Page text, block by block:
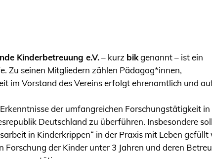
Kinderbetreuung e.V.– kurz bikgenannt – ist ein
Zu seinen Mitgliedern zählen Pädagog*innen,
im Vorstand des Vereins erfolgt ehrenamtlich und
der umfangreichen Forschungstätigkeit in
Deutschland zu überführen. Insbesondere
in Kinderkrippen“ in der Praxis mit Leben gefüllt
der Kinder unter 3 Jahren und deren